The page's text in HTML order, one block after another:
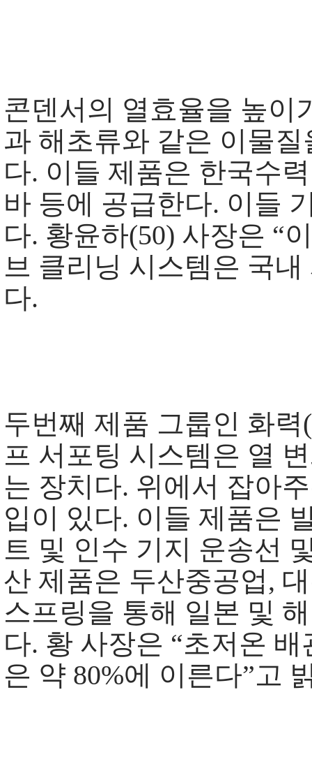
콘덴서의 열효율을 높이
과 해초류와 같은 이물
다. 이들 제품은 한국수
바 등에 공급한다. 이들
다. 황윤하(50) 사장은 “
브 클리닝 시스템은 국
다.
두번째 제품 그룹인 화
프 서포팅 시스템은 열
는 장치다. 위에서 잡아
입이 있다. 이들 제품은
트 및 인수 기지 운송선
산 제품은 두산중공업,
스프링을 통해 일본 및
다. 황 사장은 “초저온
은 약 80%에 이른다”고